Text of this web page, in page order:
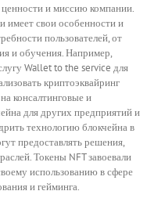
и миссию компании.
имеет свои особенности и
пользователей, от
и обучения. Например,
Wallet to the service для
криптоэквайринг
консалтинговые и
для других предприятий и
технологию блокчейна в
предоставлять решения,
Токены NFT завоевали
использованию в сфере
и гейминга.